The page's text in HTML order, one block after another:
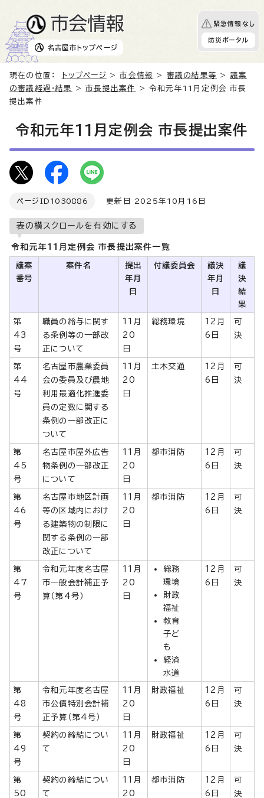
名古屋市 トップページ
緊急情報なし
防災ポータル
現在の位置： トップページ >市会情報 > 審議の結果等 > 議案
の審議経過・結果
>市長提出案件
> 令和元年11月定例会 市長
提出案件
令和元年11月定例会 市長提出案件
ページID 1030886 更新日 2025年10月16日
表の横スクロールを有効にする
令和元年11月定例会 市長提出案件一覧
議案
番号
案件名
提出
年月
日
付議委員会
議決
年月
日
議
決
結
果
第
43
号
職員の給与に関す
る条例等の一部改
正について
11月
20
日
総務環境
12月
6日
可
決
第
44
号
名古屋市農業委員
会の委員及び農地
利用最適化推進委
員の定数に関する
条例の一部改正に
ついて
11月
20
日
土木交通
12月
6日
可
決
第
45
号
名古屋市屋外広告
物条例の一部改正
について
11月
20
日
都市消防
12月
6日
可
決
第
46
号
名古屋市地区計画
等の区域内におけ
る建築物の制限に
関する条例の一部
改正について
11月
20
日
都市消防
12月
6日
可
決
第
47
号
令和元年度名古屋
市一般会計補正予
算（第4号）
11月
20
日
総務
環境
財政
福祉
教育
子ど
も
経済
水道
12月
6日
可
決
第
48
号
令和元年度名古屋
市公債特別会計補
正予算（第4号）
11月
20
日
財政福祉
12月
6日
可
決
第
49
号
契約の締結につい
て
11月
20
日
財政福祉
12月
6日
可
決
第
50
契約の締結につい
て
11月
20
都市消防
12月
6日
可
決